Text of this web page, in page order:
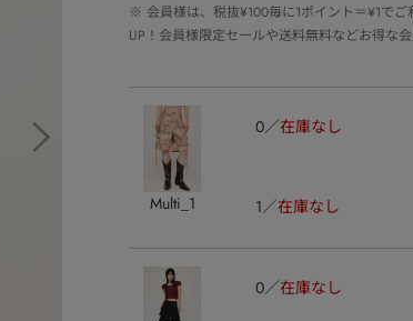
※ 会員様は、税抜¥100毎に1ポイント＝¥1で
UP！会員様限定セールや送料無料などお得な
Multi_1
0 在庫なし
1 在庫なし
0 在庫なし